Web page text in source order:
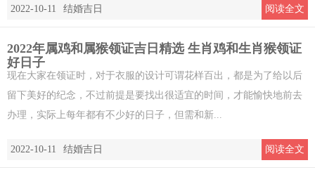
2022-10-11 结婚吉日 阅读全文
2022年属鸡和属猴领证吉日精选 生肖鸡和生肖猴领证
好日子
现在大家在领证时，对于衣服的设计可谓花样百出，都是为了给以后
留下美好的纪念，不过前提是要找出很适宜的时间，才能愉快地前去
办理，实际上每年都有不少好的日子，但需和新...
2022-10-11 结婚吉日 阅读全文